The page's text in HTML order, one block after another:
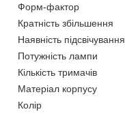
Форм-фактор
Кратність збільшення
Наявність підсвічування
Потужність лампи
Кількість тримачів
Матеріал корпусу
Колір